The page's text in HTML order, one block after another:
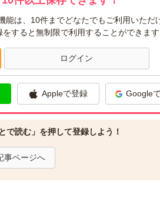
は、10件までどなたでもご利用いただ
すると無制限で利用することができます
ログイン
Appleで登録 Google
で読む」を押して登録しよう！
事ページへ